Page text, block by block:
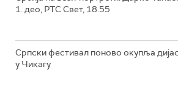
1. део, РТС Свет, 18.55
Српски фестивал поново окупља
у Чикагу